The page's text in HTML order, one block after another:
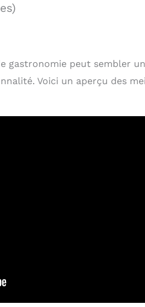
gastronomie peut sembler
Voici un aperçu des